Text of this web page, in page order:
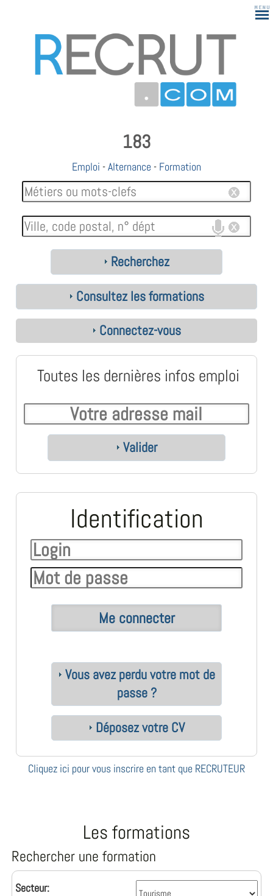
183
Emploi -Alternance - Formation
Recherchez
Consultez les formations
Connectez-vous
Toutes les dernières infos emploi
Valider
Identification
Vous avez perdu votre mot de
passe ?
Déposez votre CV
Cliquez ici pour vous inscrire en tant que RECRUTEUR
Les formations
Rechercher une formation
Secteur: